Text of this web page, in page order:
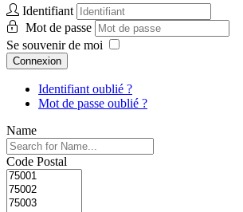
Identifiant
Mot de passe
Se souvenir de moi
Connexion
Identifiant oublié ?
Mot de passe oublié ?
Name
Code Postal